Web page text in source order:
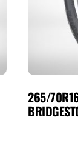
265/